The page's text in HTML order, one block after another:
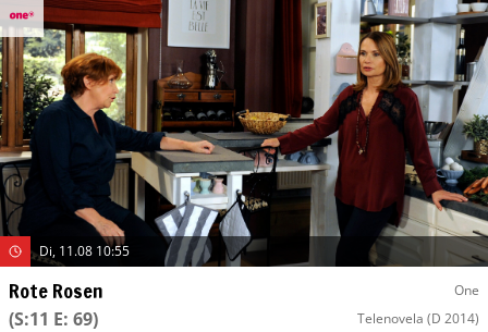
Di, 11.08 10:55
Rote Rosen One
(S:11 E: 69) Telenovela (D 2014)